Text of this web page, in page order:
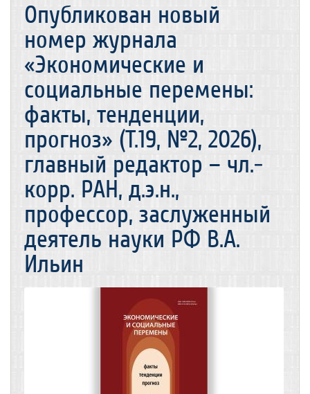
Опубликован новый
номер журнала
«Экономические и
социальные перемены:
факты, тенденции,
прогноз» (Т.19, №2, 2026),
главный редактор – чл.-
корр. РАН, д.э.н.,
профессор, заслуженный
деятель науки РФ В.А.
Ильин